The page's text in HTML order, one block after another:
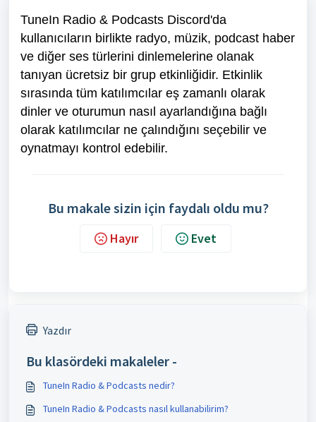
TuneIn Radio & Podcasts Discord'da
kullanıcıların birlikte radyo, müzik, podcast haber
ve diğer ses türlerini dinlemelerine olanak
tanıyan ücretsiz bir grup etkinliğidir. Etkinlik
sırasında tüm katılımcılar eş zamanlı olarak
dinler ve oturumun nasıl ayarlandığına bağlı
olarak katılımcılar ne çalındığını seçebilir ve
oynatmayı kontrol edebilir.
Bu makale sizin için faydalı oldu mu?
Hayır Evet
Yazdır
Bu klasördeki makaleler -
TuneIn Radio & Podcasts nedir?
TuneIn Radio & Podcasts nasıl kullanabilirim?